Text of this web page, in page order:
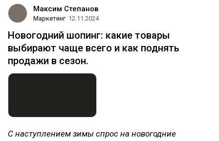
Максим Степанов
Маркетинг 12.11.2024
Новогодний шопинг: какие товары
выбирают чаще всего и как поднять
продажи в сезон.
С наступлением зимы спрос на новогодние